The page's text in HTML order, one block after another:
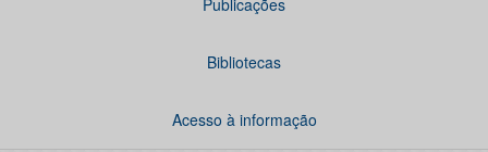
Publicações
Bibliotecas
Acesso à informação